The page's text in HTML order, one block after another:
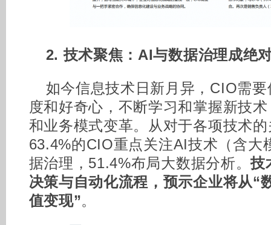
2. 技术聚焦：AI与数据治理成绝
如今信息技术日新月异，CIO需
度和好奇心，不断学习和掌握新技
和业务模式变革。从对于各项技术
63.4%的CIO重点关注AI技术（含大
据治理，51.4%布局大数据分析。技
决策与自动化流程，预示企业将从“
值变现”。